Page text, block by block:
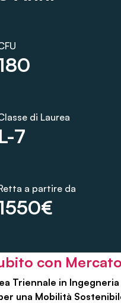
L-7
di Laurea
a partire da
con
Triennale in
una Mobilità